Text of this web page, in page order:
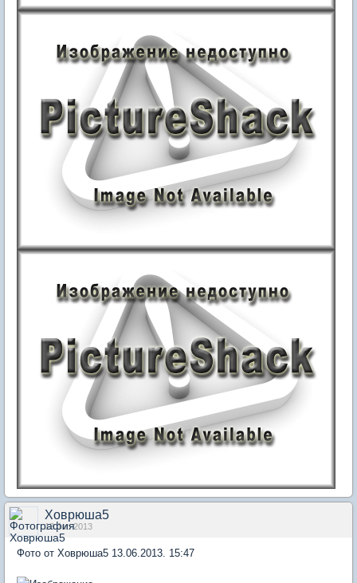
Ховрюша5
13 Jun 2013
Фото от Ховрюша5 13.06.2013. 15:47